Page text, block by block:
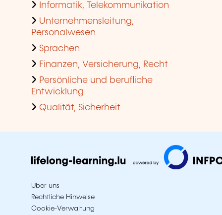
Informatik, Telekommunikation
Unternehmensleitung,
Personalwesen
Sprachen
Finanzen, Versicherung, Recht
Persönliche und berufliche
Entwicklung
Qualität, Sicherheit
Über uns
Rechtliche Hinweise
Cookie-Verwaltung